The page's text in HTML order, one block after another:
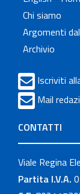
Chi siamo
Argomenti
Archivio
Iscriviti
Mail
CONTATTI
Viale Regina
Partita I.V.A.